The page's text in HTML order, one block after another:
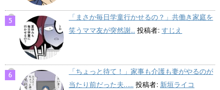
「まさか毎日学童行かせるの？」共働き家庭を
笑うママ友が突然謝... 投稿者: すじえ
「ちょっと待て！」家事も介護も妻がやるのが
当たり前だった夫…... 投稿者: 新垣ライコ